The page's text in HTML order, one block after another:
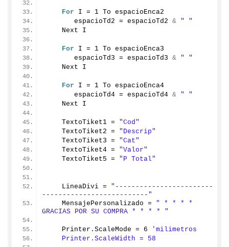
For I = 1 To espacioEnca2
       espacioTd2 = espacioTd2
& " "
    Next I
For I = 1 To espacioEnca3
       espacioTd3 = espacioTd3
& " "
    Next I
For I = 1 To espacioEnca4
       espacioTd4 = espacioTd4
& " "
    Next I
    TextoTiket1 =
"Cod"
    TextoTiket2 =
"Descrip"
    TextoTiket3 =
"Cat"
    TextoTiket4 =
"Valor"
    TextoTiket5 =
"P Total"
    LineaDivi =
"------------------------
--------------------------"
    MensajePersonalizado =
" * * * *
GRACIAS POR SU COMPRA * * * * "
    Printer.
ScaleMode = 6
'milimetros
    Printer.ScaleWidth = 58